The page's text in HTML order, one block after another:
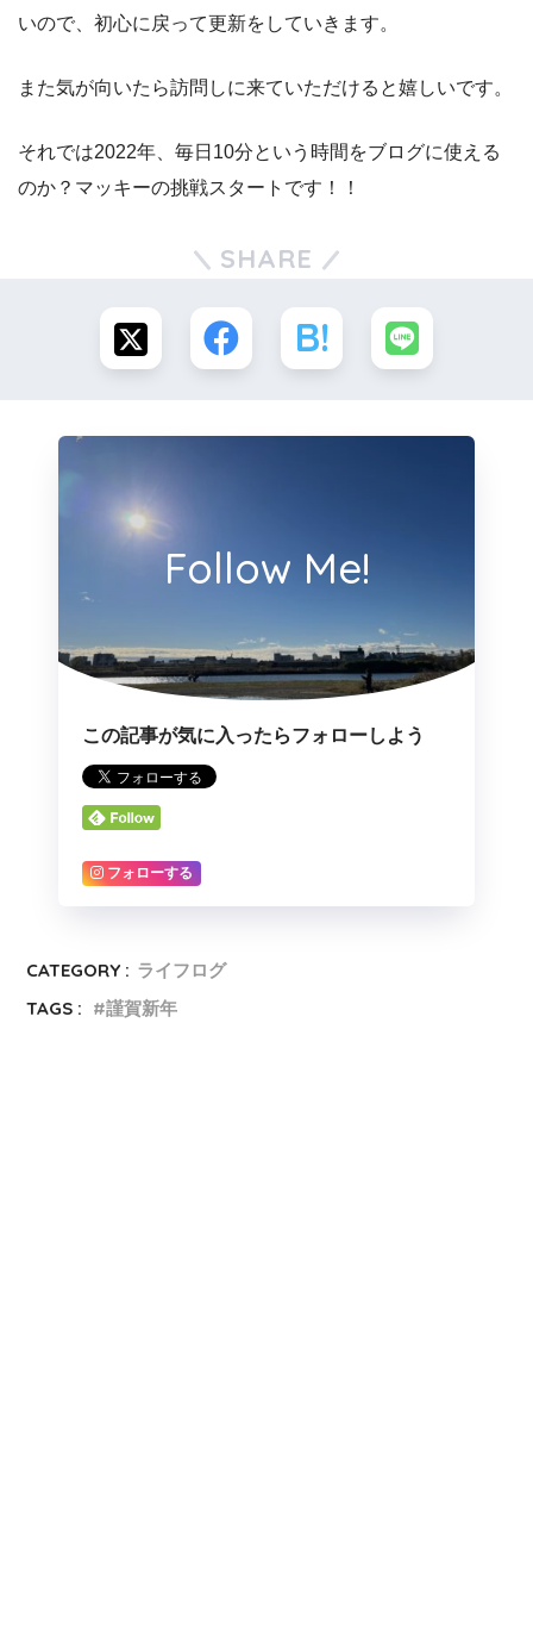
いので、初心に戻って更新をしていきます。
また気が向いたら訪問しに来ていただけると嬉しいです。
それでは2022年、毎日10分という時間をブログに使える
のか？マッキーの挑戦スタートです！！
SHARE
Follow Me!
この記事が気に入ったらフォローしよう
フォローする
CATEGORY : ライフログ
TAGS :
謹賀新年